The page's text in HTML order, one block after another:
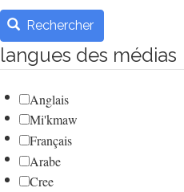
Rechercher
langues des médias
Anglais
Mi'kmaw
Français
Arabe
Cree